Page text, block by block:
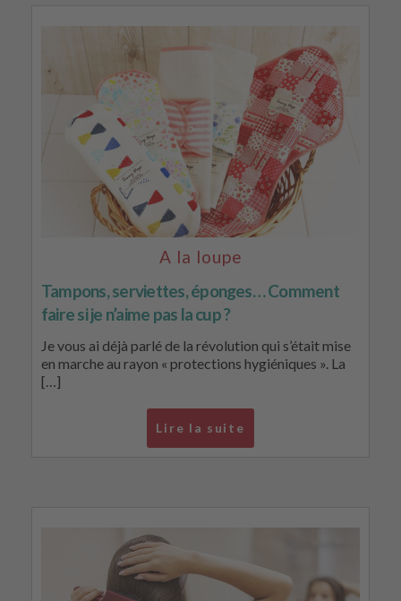
A la loupe
Tampons, serviettes, éponges… Comment
faire si je n’aime pas la cup ?
Je vous ai déjà parlé de la révolution qui s’était mise
en marche au rayon « protections hygiéniques ». La
[…]
Lire la suite